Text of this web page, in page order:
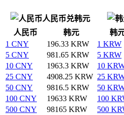
人民币兑韩元
人民币
韩元 韩
1 CNY
196.33 KRW 1 KRW
5 CNY
981.65 KRW 5 KRW
10 CNY
1963.3 KRW 10
25 CNY
4908.25 KRW 25
50 CNY
9816.5 KRW 50
100 CNY
19633 KRW 100
500 CNY
98165 KRW 500